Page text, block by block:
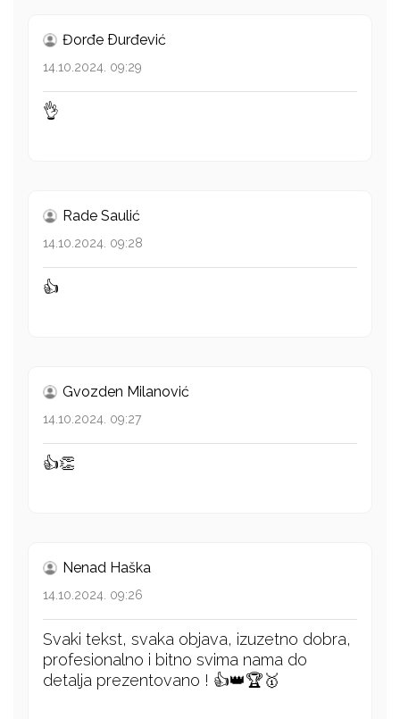
Đorđe Ðurđević
14.10.2024. 09:29
👌
Rade Saulić
14.10.2024. 09:28
👍
Gvozden Milanović
14.10.2024. 09:27
👍👏
Nenad Haška
14.10.2024. 09:26
Svaki tekst, svaka objava, izuzetno dobra,
profesionalno i bitno svima nama do
detalja prezentovano ! 👍👑🏆🥇